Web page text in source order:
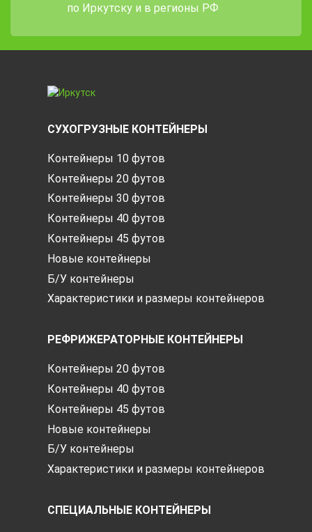
по Иркутску и в регионы РФ
СУХОГРУЗНЫЕ КОНТЕЙНЕРЫ
Контейнеры 10 футов
Контейнеры 20 футов
Контейнеры 30 футов
Контейнеры 40 футов
Контейнеры 45 футов
Новые контейнеры
Б/У контейнеры
Характеристики и размеры контейнеров
РЕФРИЖЕРАТОРНЫЕ КОНТЕЙНЕРЫ
Контейнеры 20 футов
Контейнеры 40 футов
Контейнеры 45 футов
Новые контейнеры
Б/У контейнеры
Характеристики и размеры контейнеров
СПЕЦИАЛЬНЫЕ КОНТЕЙНЕРЫ